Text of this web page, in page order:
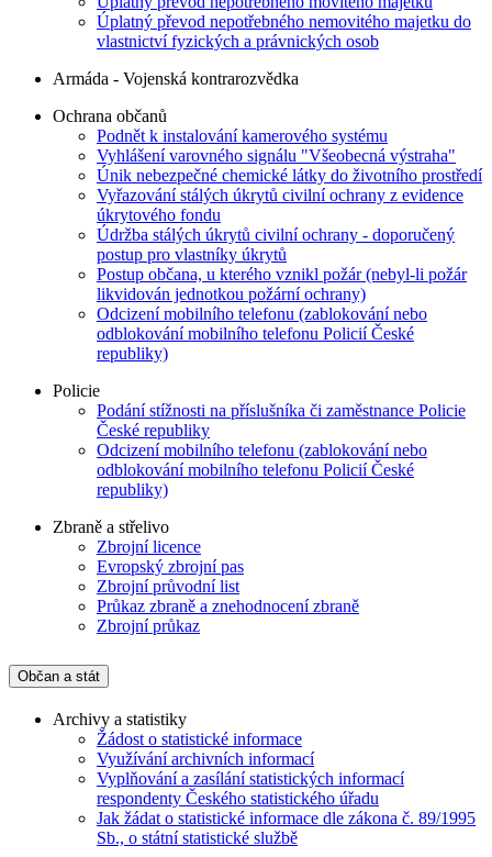
Úplatný převod nepotřebného nemovitého majetku do
vlastnictví fyzických a právnických osob
Armáda - Vojenská kontrarozvědka
Ochrana občanů
Podnět k instalování kamerového systému
Vyhlášení varovného signálu "Všeobecná výstraha"
Únik nebezpečné chemické látky do životního prostředí
Vyřazování stálých úkrytů civilní ochrany z evidence
úkrytového fondu
Údržba stálých úkrytů civilní ochrany - doporučený
postup pro vlastníky úkrytů
Postup občana, u kterého vznikl požár (nebyl-li požár
likvidován jednotkou požární ochrany)
Odcizení mobilního telefonu (zablokování nebo
odblokování mobilního telefonu Policií České
republiky)
Policie
Podání stížnosti na příslušníka či zaměstnance Policie
České republiky
Odcizení mobilního telefonu (zablokování nebo
odblokování mobilního telefonu Policií České
republiky)
Zbraně a střelivo
Zbrojní licence
Evropský zbrojní pas
Zbrojní průvodní list
Průkaz zbraně a znehodnocení zbraně
Zbrojní průkaz
Občan a stát
Archivy a statistiky
Žádost o statistické informace
Využívání archivních informací
Vyplňování a zasílání statistických informací
respondenty Českého statistického úřadu
Jak žádat o statistické informace dle zákona č. 89/1995
Sb., o státní statistické službě